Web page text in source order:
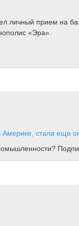
личный прием на
«Эра».
стала еще